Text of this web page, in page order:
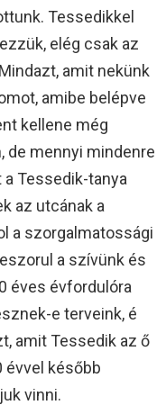
Tessedikkel
elég csak az
amit nekünk
amibe belépve
kellene még
de mennyi mindenre
Tessedik-tanya
az utcának a
a szorgalmatossági
a szívünk és
éves évfordulóra
e terveink, é
amit Tessedik az ő
évvel később
vinni.